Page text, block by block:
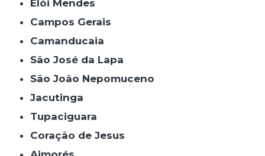
Elói Mendes
Campos Gerais
Camanducaia
São José da Lapa
São João Nepomuceno
Jacutinga
Tupaciguara
Coração de Jesus